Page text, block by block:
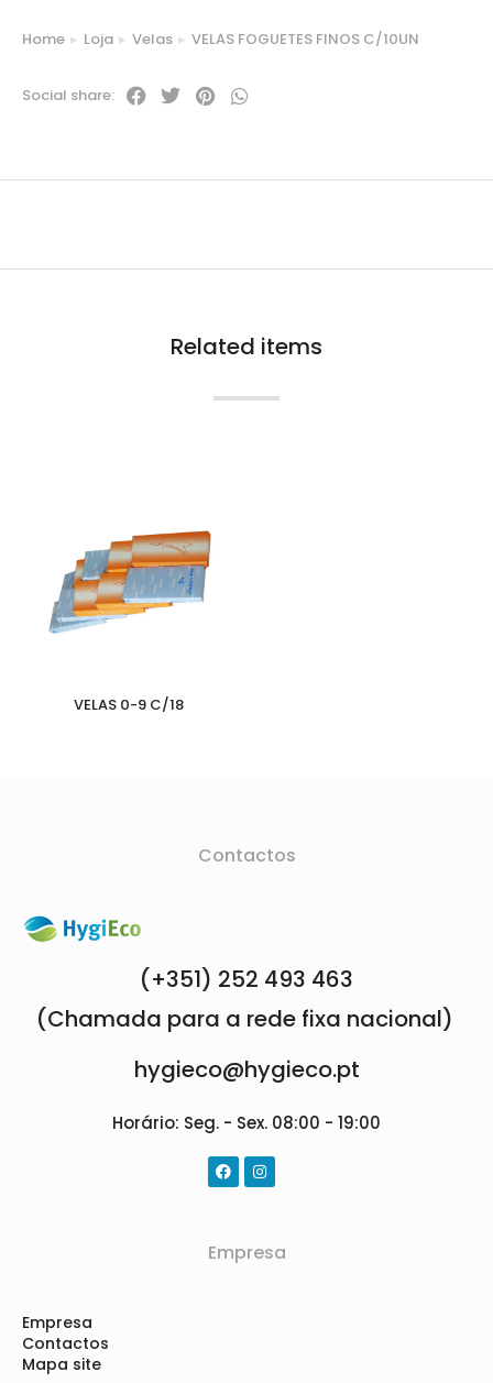
You are here:
Home Loja Velas VELAS FOGUETES FINOS C/10UN
Social share:
Related items
VELAS 0-9 C/18
Contactos
(+351) 252 493 463
(Chamada para a rede fixa nacional)
hygieco@hygieco.pt
Horário: Seg. - Sex. 08:00 - 19:00
Empresa
Empresa
Contactos
Mapa site